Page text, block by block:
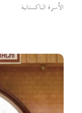
الأسرة الباكستانية